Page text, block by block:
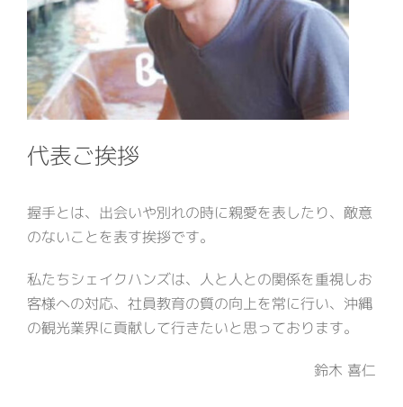
代表ご挨拶
握手とは、出会いや別れの時に親愛を表したり、敵意
のないことを表す挨拶です。
私たちシェイクハンズは、人と人との関係を重視しお
客様への対応、社員教育の質の向上を常に行い、沖縄
の観光業界に貢献して行きたいと思っております。
鈴木 喜仁